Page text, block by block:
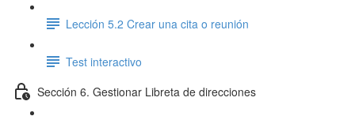
Lección 5.2 Crear una cita o reunión
Test interactivo
Sección 6. Gestionar Libreta de direcciones